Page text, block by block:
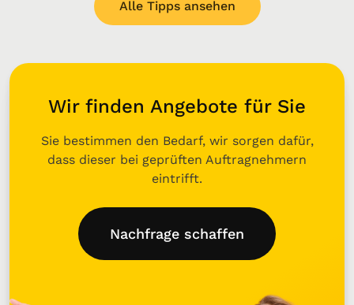
Alle Tipps ansehen
Wir finden Angebote für Sie
Sie bestimmen den Bedarf, wir sorgen dafür,
dass dieser bei geprüften Auftragnehmern
eintrifft.
Nachfrage schaffen